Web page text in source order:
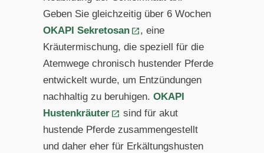
Geben Sie gleichzeitig über 6 Wochen
OKAPI Sekretosan
, eine
Kräutermischung, die speziell für die
Atemwege chronisch hustender Pferde
entwickelt wurde, um Entzündungen
nachhaltig zu beruhigen. OKAPI
Hustenkräuter
sind für akut
hustende Pferde zusammengestellt
und daher eher für Erkältungshusten